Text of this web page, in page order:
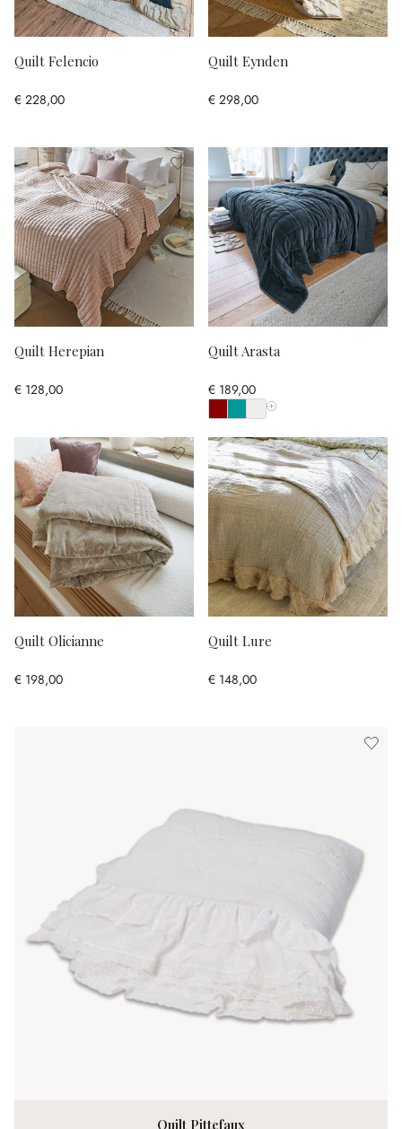
Quilt Felencio
€ 228,00
Quilt Eynden
€ 298,00
Quilt Herepian
€ 128,00
Quilt Arasta
€ 189,00
Toon alle kleuren
Quilt Olicianne
€ 198,00
Quilt Lure
€ 148,00
Quilt Pittefaux